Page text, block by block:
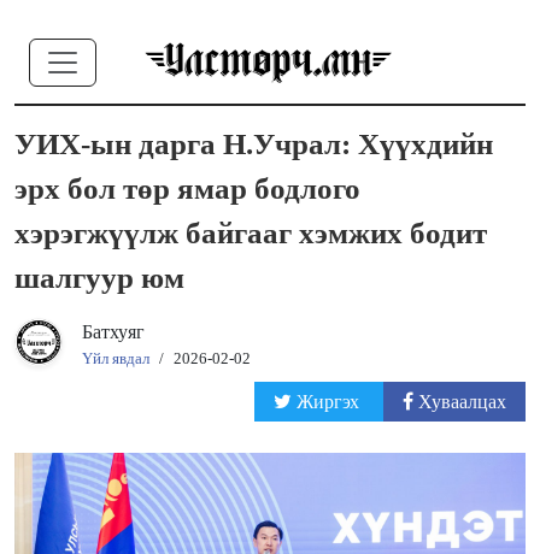
УИХ-ын дарга Н.Учрал: Хүүхдийн
эрх бол төр ямар бодлого
хэрэгжүүлж байгааг хэмжих бодит
шалгуур юм
Батхуяг
Үйл явдал / 2026-02-02
Жиргэх Хуваалцах